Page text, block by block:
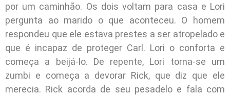
por um caminhão. Os dois voltam para casa e Lori
pergunta ao marido o que aconteceu. O homem
respondeu que ele estava prestes a ser atropelado e
que é incapaz de proteger Carl. Lori o conforta e
começa a beijá-lo. De repente, Lori torna-se um
zumbi e começa a devorar Rick, que diz que ele
merecia. Rick acorda de seu pesadelo e fala com